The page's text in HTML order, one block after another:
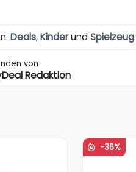
Deals,KinderundSpielzeug.
von
Redaktion
-36%